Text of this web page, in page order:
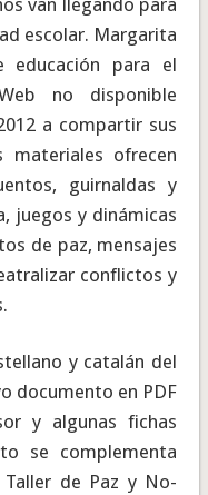
van llegando para
escolar. Margarita
educación para el
no disponible
a compartir sus
materiales ofrecen
guirnaldas y
juegos y dinámicas
de paz, mensajes
conflictos y
y catalán del
documento en PDF
y algunas fichas
se complementa
de Paz y No-